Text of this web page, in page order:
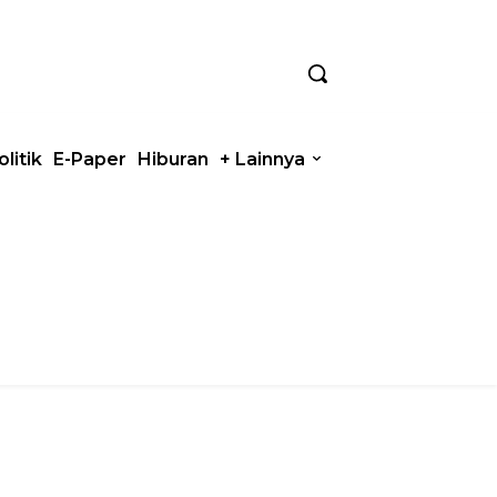
E-Paper Hiburan + Lainnya